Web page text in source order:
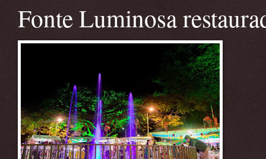
Fonte Luminosa